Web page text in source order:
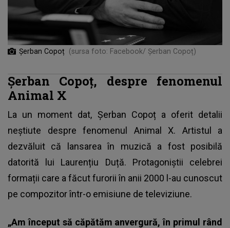
Șerban Copoț (sursa foto: Facebook/ Șerban Copoț)
Șerban Copoț, despre fenomenul
Animal X
La un moment dat, Șerban Copoț a oferit detalii
neștiute despre fenomenul Animal X. Artistul a
dezvăluit că lansarea în muzică a fost posibilă
datorită lui Laurențiu Duță. Protagoniștii celebrei
formații care a făcut furorii în anii 2000 l-au cunoscut
pe compozitor într-o emisiune de televiziune.
„Am început să căpătăm anvergură, în primul rând